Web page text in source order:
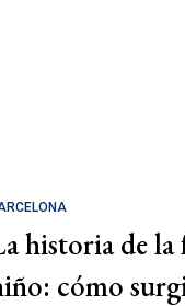
historia de la
cómo